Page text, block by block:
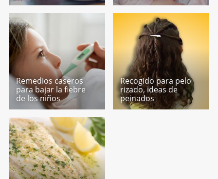
Remedios caseros
para bajar la fiebre
de los niños
Recogido para pelo
rizado, ideas de
peinados